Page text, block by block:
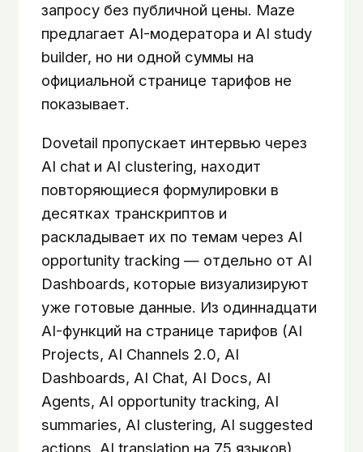
запросу без публичной цены. Maze
предлагает AI-модератора и AI study
builder, но ни одной суммы на
официальной странице тарифов не
показывает.
Dovetail пропускает интервью через
AI chat и AI clustering, находит
повторяющиеся формулировки в
десятках транскриптов и
раскладывает их по темам через AI
opportunity tracking — отдельно от AI
Dashboards, которые визуализируют
уже готовые данные. Из одиннадцати
AI-функций на странице тарифов (AI
Projects, AI Channels 2.0, AI
Dashboards, AI Chat, AI Docs, AI
Agents, AI opportunity tracking, AI
summaries, AI clustering, AI suggested
actions, AI translation на 75 языков)